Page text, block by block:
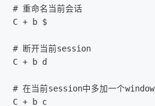
# 重命名当前会话
C + b $
# 断开当前session
C + b d
# 在当前session中多加一个window
C + b c